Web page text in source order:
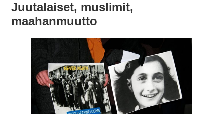
Juutalaiset, muslimit,
maahanmuutto